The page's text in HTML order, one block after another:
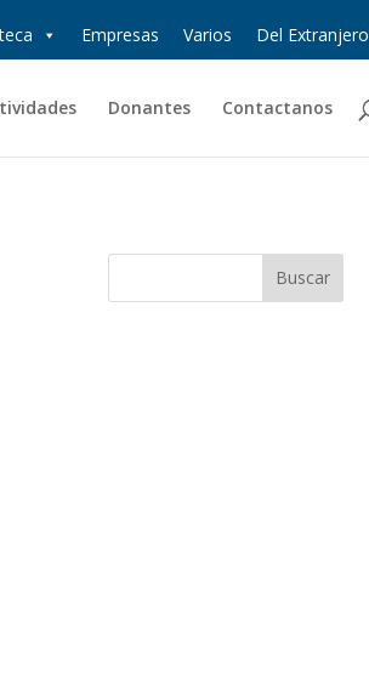
Empresas Varios Del Extranjero
Donantes Contactanos